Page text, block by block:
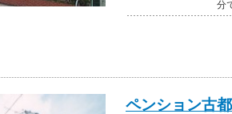
分
ペンション古